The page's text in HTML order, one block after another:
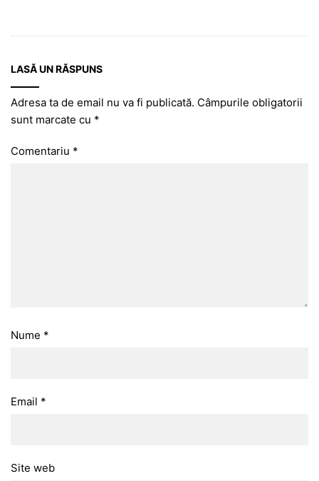
LASĂ UN RĂSPUNS
Adresa ta de email nu va fi publicată. Câmpurile obligatorii
sunt marcate cu *
Comentariu *
Nume *
Email *
Site web